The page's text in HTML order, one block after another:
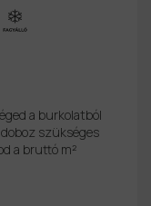
a burkolatból
szükséges
a bruttó m²